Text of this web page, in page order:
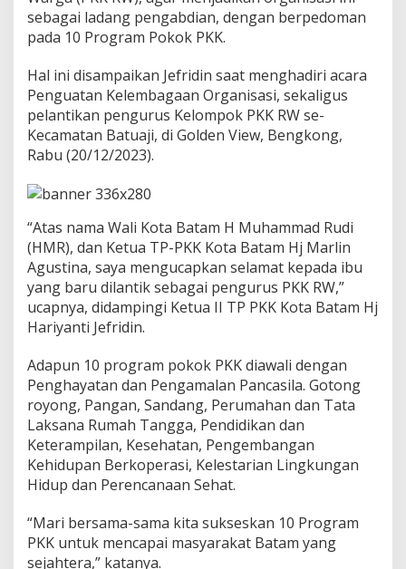
p
a
t
r
o
g
r
a
m
e
r
a
P
o
k
j
a
,
g
a
V
s
i
B
a
m
T
sebagai ladang pengabdian, dengan berpedoman
pada 10 Program Pokok PKK.
Hal ini disampaikan Jefridin saat menghadiri acara
Penguatan Kelembagaan Organisasi, sekaligus
pelantikan pengurus Kelompok PKK RW se-
Kecamatan Batuaji, di Golden View, Bengkong,
Rabu (20/12/2023).
“Atas nama Wali Kota Batam H Muhammad Rudi
(HMR), dan Ketua TP-PKK Kota Batam Hj Marlin
Agustina, saya mengucapkan selamat kepada ibu
yang baru dilantik sebagai pengurus PKK RW,”
ucapnya, didampingi Ketua II TP PKK Kota Batam Hj
Hariyanti Jefridin.
Adapun 10 program pokok PKK diawali dengan
Penghayatan dan Pengamalan Pancasila. Gotong
royong, Pangan, Sandang, Perumahan dan Tata
Laksana Rumah Tangga, Pendidikan dan
Keterampilan, Kesehatan, Pengembangan
Kehidupan Berkoperasi, Kelestarian Lingkungan
Hidup dan Perencanaan Sehat.
“Mari bersama-sama kita sukseskan 10 Program
PKK untuk mencapai masyarakat Batam yang
sejahtera,” katanya.